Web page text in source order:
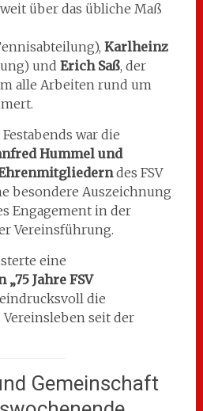
über das übliche Maß
Karlheinz
und Erich Saß, der
alle Arbeiten rund um
war die
Hummel und
des FSV
besondere Auszeichnung
Engagement in der
Vereinsführung.
eine
Jahre FSV
die
seit der
Gemeinschaft